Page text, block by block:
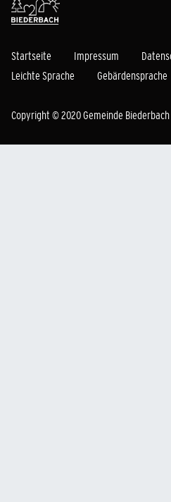
Startseite Impressum
Leichte Sprache
Gebärdensprache
Copyright © 2020 Gemeinde Biederbach